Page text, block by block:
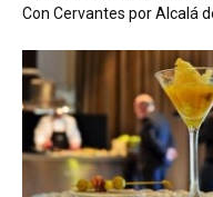
Con Cervantes por Alcalá